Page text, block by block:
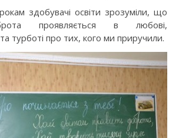
здобувачі освіти зрозуміли, що
проявляється в любові,
та турботі про тих, кого ми приручили.